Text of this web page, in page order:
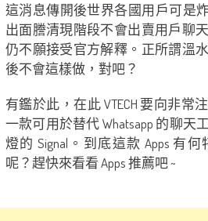
這消息傳開後世界各國用戶可是
出面謄清現階段不會出賣用戶聊
仍不願接受官方解釋。正所謂溫
後不會這樣做，對吧？
有鑑於此，在此 VTECH 要向非常
一款可用於替代 Whatsapp 的聊天
燈的 Signal。到底這款 Apps 有
呢？趕快來看看 Apps 推薦吧 ~